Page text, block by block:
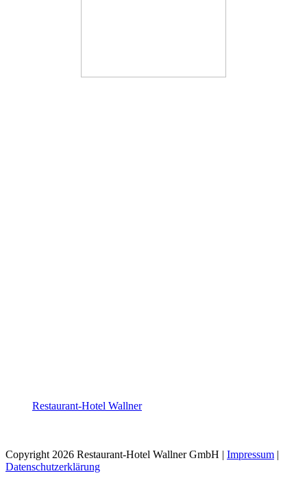
Restaurant-Hotel Wallner
Copyright 2026 Restaurant-Hotel Wallner GmbH | Impressum |
Datenschutzerklärung